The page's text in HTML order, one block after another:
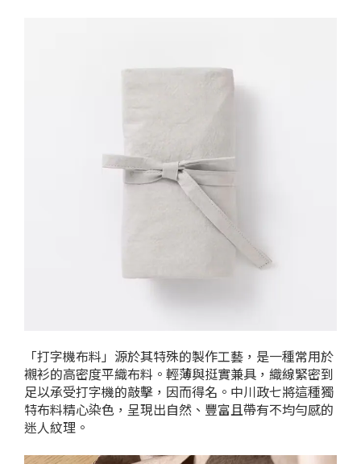
「打字機布料」源於其特殊的製作工藝，是一種常用於
襯衫的高密度平織布料。輕薄與挺實兼具，織線緊密到
足以承受打字機的敲擊，因而得名。中川政七將這種獨
特布料精心染色，呈現出自然、豐富且帶有不均勻感的
迷人紋理。